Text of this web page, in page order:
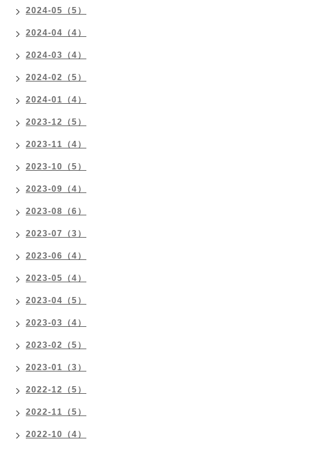
2024-05（5）
2024-04（4）
2024-03（4）
2024-02（5）
2024-01（4）
2023-12（5）
2023-11（4）
2023-10（5）
2023-09（4）
2023-08（6）
2023-07（3）
2023-06（4）
2023-05（4）
2023-04（5）
2023-03（4）
2023-02（5）
2023-01（3）
2022-12（5）
2022-11（5）
2022-10（4）